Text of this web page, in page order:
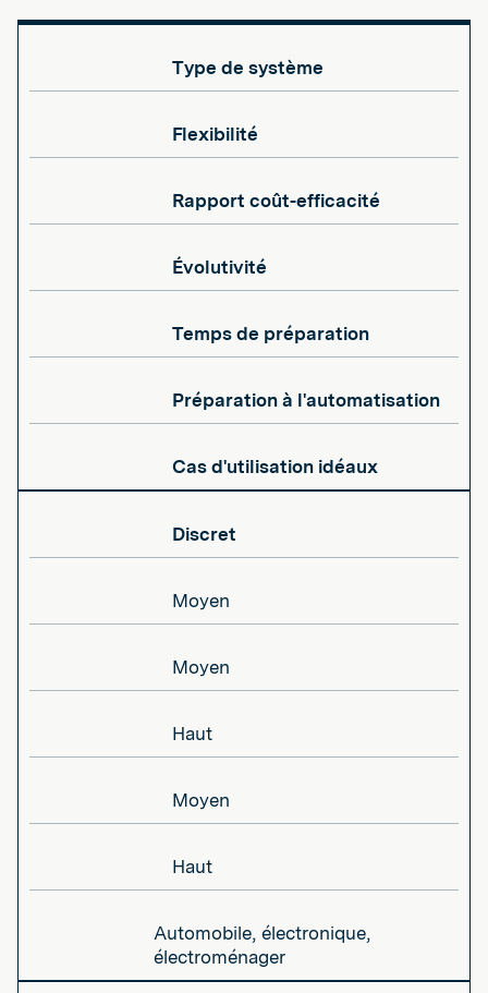
Type de système
Flexibilité
Rapport coût-efficacité
Évolutivité
Temps de préparation
Préparation à l'automatisation
Cas d'utilisation idéaux
Discret
Moyen
Moyen
Haut
Moyen
Haut
Automobile, électronique,
électroménager